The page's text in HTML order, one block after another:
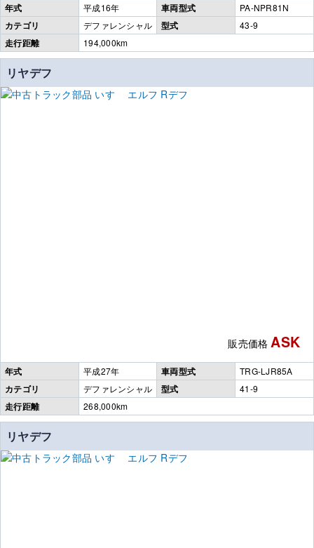
年式 平成16年 車両型式 PA-NPR81N
カテゴリ デファレンシャル 型式 43-9
走行距離 194,000km
リヤデフ
販売価格 ASK
年式 平成27年 車両型式 TRG-LJR85A
カテゴリ デファレンシャル 型式 41-9
走行距離 268,000km
リヤデフ